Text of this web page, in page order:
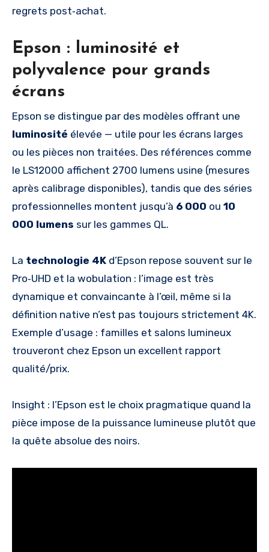
regrets post‑achat.
Epson : luminosité et
polyvalence pour grands
écrans
Epson se distingue par des modèles offrant une
luminosité élevée — utile pour les écrans larges
ou les pièces non traitées. Des références comme
le LS12000 affichent 2700 lumens usine (mesures
après calibrage disponibles), tandis que des séries
professionnelles montent jusqu’à 6 000 ou 10
000 lumens sur les gammes QL.
La technologie 4K d’Epson repose souvent sur le
Pro‑UHD et la wobulation : l’image est très
dynamique et convaincante à l’œil, même si la
définition native n’est pas toujours strictement 4K.
Exemple d’usage : familles et salons lumineux
trouveront chez Epson un excellent rapport
qualité/prix.
Insight : l’Epson est le choix pragmatique quand la
pièce impose de la puissance lumineuse plutôt que
la quête absolue des noirs.